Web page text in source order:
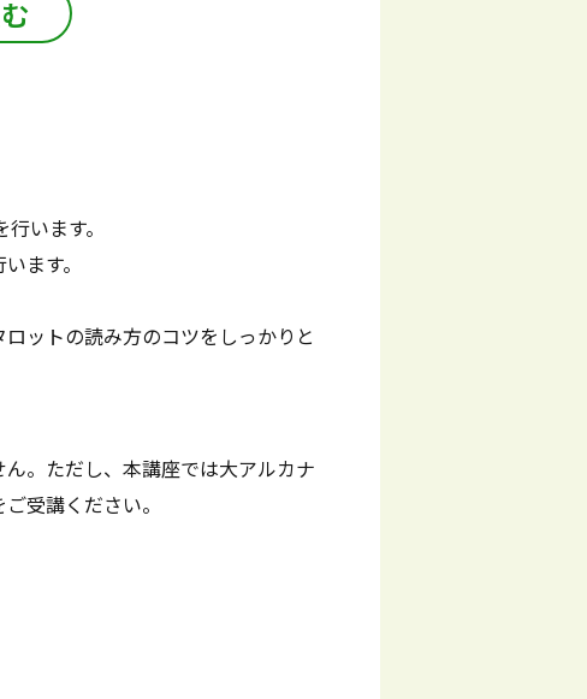
います。
ます。
ットの読み方のコツをしっかりと
。ただし、本講座では大アルカナ
受講ください。